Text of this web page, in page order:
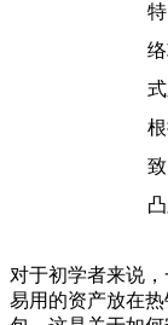
对于初学者来说
易用的资产放在